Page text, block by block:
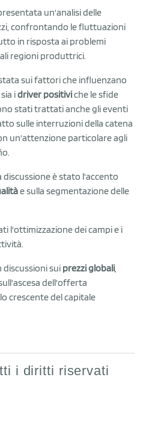
un'analisi delle
confrontando le fluttuazioni
in risposta ai problemi
regioni produttrici.
sui fattori che influenzano
idriver positiviche le sfide
stati trattati anche gli eventi
sulle interruzioni della catena
un'attenzione particolare agli
è stato l'accento
e sulla segmentazione delle
l'ottimizzazione dei campi e i
discussioni sui prezzi globali
dell'offerta
crescente del capitale
i diritti riservati